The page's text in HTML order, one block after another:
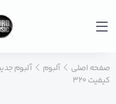
صفحه اصلی آلبوم
آلبوم
کیفیت ۳۲۰